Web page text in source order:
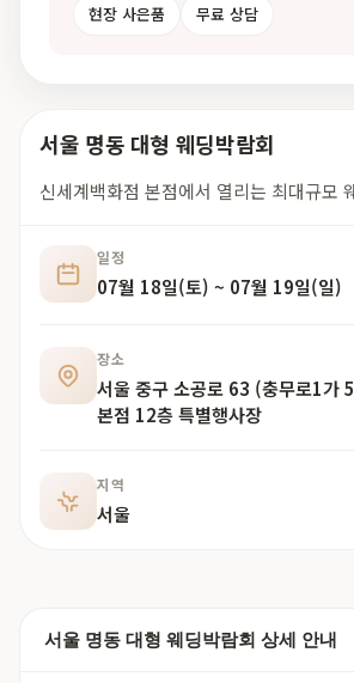
현장 사은품
무료 상담
서울 명동 대형 웨딩박람회
신세계백화점 본점에서 열리는 최대규모
일정
07월 18일(토) ~ 07월 19일(일)
장소
서울 중구 소공로 63 (충무로1가
본점 12층 특별행사장
지역
서울
서울 명동 대형 웨딩박람회 상세 안내